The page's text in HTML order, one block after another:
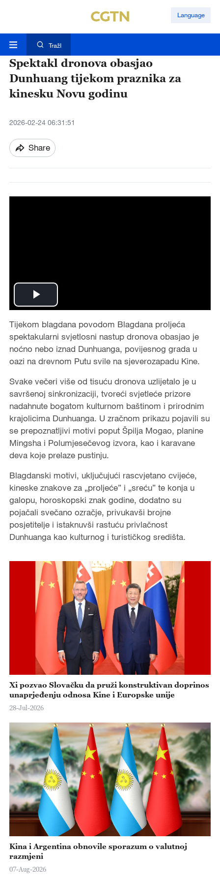
Language
TražI
Spektakl dronova obasjao
Dunhuang tijekom praznika za
kinesku Novu godinu
2026-02-24 06:31:51
Share
P
l
a
V
i
d
e
o
Tijekom blagdana povodom Blagdana proljeća
spektakularni svjetlosni nastup dronova obasjao je
noćno nebo iznad Dunhuanga, povijesnog grada u
oazi na drevnom Putu svile na sjeverozapadu Kine.
Svake večeri više od tisuću dronova uzlijetalo je u
savršenoj sinkronizaciji, tvoreći svjetleće prizore
nadahnute bogatom kulturnom baštinom i prirodnim
krajolicima Dunhuanga. U zračnom prikazu pojavili su
se prepoznatljivi motivi poput Špilja Mogao, planine
Mingsha i Polumjesečevog izvora, kao i karavane
deva koje prelaze pustinju.
Blagdanski motivi, uključujući rascvjetano cvijeće,
kineske znakove za „proljeće” i „sreću” te konja u
galopu, horoskopski znak godine, dodatno su
pojačali svečano ozračje, privukavši brojne
posjetitelje i istaknuvši rastuću privlačnost
Dunhuanga kao kulturnog i turističkog središta.
Xi pozvao Slovačku da pruži konstruktivan doprinos
unaprjeđenju odnosa Kine i Europske unije
28-Jul-2026
Kina i Argentina obnovile sporazum o valutnoj
razmjeni
07-Aug-2026